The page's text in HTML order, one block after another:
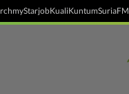
myStarjobKualiKuntumSuriaFM